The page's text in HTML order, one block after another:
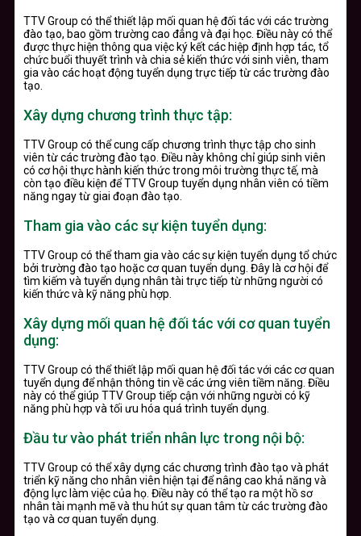
TTV Group có thể thiết lập mối quan hệ đối tác với các trường
đào tạo, bao gồm trường cao đẳng và đại học. Điều này có thể
được thực hiện thông qua việc ký kết các hiệp định hợp tác, tổ
chức buổi thuyết trình và chia sẻ kiến thức với sinh viên, tham
gia vào các hoạt động tuyển dụng trực tiếp từ các trường đào
tạo.
Xây dựng chương trình thực tập:
TTV Group có thể cung cấp chương trình thực tập cho sinh
viên từ các trường đào tạo. Điều này không chỉ giúp sinh viên
có cơ hội thực hành kiến thức trong môi trường thực tế, mà
còn tạo điều kiện để TTV Group tuyển dụng nhân viên có tiềm
năng ngay từ giai đoạn đào tạo.
Tham gia vào các sự kiện tuyển dụng:
TTV Group có thể tham gia vào các sự kiện tuyển dụng tổ chức
bởi trường đào tạo hoặc cơ quan tuyển dụng. Đây là cơ hội để
tìm kiếm và tuyển dụng nhân tài trực tiếp từ những người có
kiến thức và kỹ năng phù hợp.
Xây dựng mối quan hệ đối tác với cơ quan tuyển
dụng:
TTV Group có thể thiết lập mối quan hệ đối tác với các cơ quan
tuyển dụng để nhận thông tin về các ứng viên tiềm năng. Điều
này có thể giúp TTV Group tiếp cận với những người có kỹ
năng phù hợp và tối ưu hóa quá trình tuyển dụng.
Đầu tư vào phát triển nhân lực trong nội bộ:
TTV Group có thể xây dựng các chương trình đào tạo và phát
triển kỹ năng cho nhân viên hiện tại để nâng cao khả năng và
động lực làm việc của họ. Điều này có thể tạo ra một hồ sơ
nhân tài mạnh mẽ và thu hút sự quan tâm từ các trường đào
tạo và cơ quan tuyển dụng.